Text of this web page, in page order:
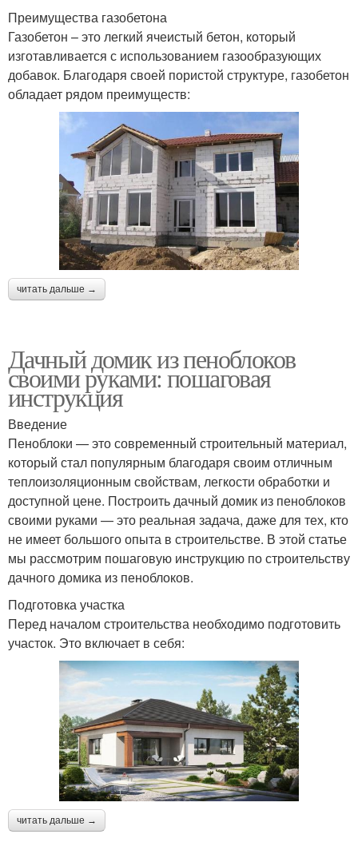
Преимущества газобетона
Газобетон – это легкий ячеистый бетон, который
изготавливается с использованием газообразующих
добавок. Благодаря своей пористой структуре, газобетон
обладает рядом преимуществ:
читать дальше →
Дачный домик из пеноблоков
своими руками: пошаговая
инструкция
Введение
Пеноблоки — это современный строительный материал,
который стал популярным благодаря своим отличным
теплоизоляционным свойствам, легкости обработки и
доступной цене. Построить дачный домик из пеноблоков
своими руками — это реальная задача, даже для тех, кто
не имеет большого опыта в строительстве. В этой статье
мы рассмотрим пошаговую инструкцию по строительству
дачного домика из пеноблоков.
Подготовка участка
Перед началом строительства необходимо подготовить
участок. Это включает в себя:
читать дальше →